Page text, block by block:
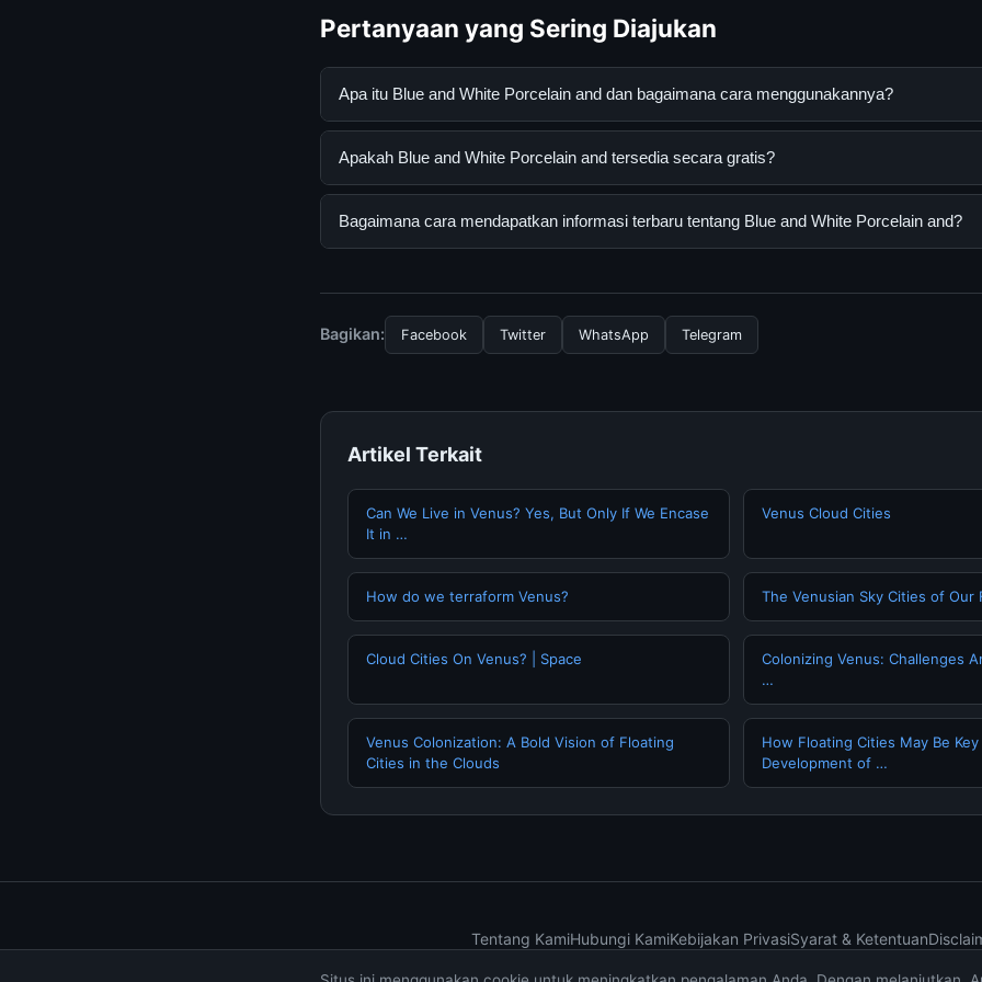
Pertanyaan yang Sering Diajukan
Apa itu Blue and White Porcelain and dan bagaimana cara menggunakannya?
Blue and White Porcelain and adalah layanan digital yang dirancang untuk membantu
resmi dan mengikuti panduan yang tersedia.
Apakah Blue and White Porcelain and tersedia secara gratis?
Ya, Blue and White Porcelain and dapat diakses secara gratis oleh semua pengguna.
Bagaimana cara mendapatkan informasi terbaru tentang Blue and White Porcelain and?
terpercaya.
Bagikan: Facebook Twitter WhatsApp Telegram
Artikel Terkait
Can We Live in Venus? Yes, But Only If We Encase
It in …
Venus Cloud Cities
How do we terraform Venus? The Venusian Sky Cities of Our
Cloud Cities On Venus? | Space
Colonizing Venus: Challenges
…
Venus Colonization: A Bold Vision of Floating
Cities in the Clouds
How Floating Cities May Be
Development of …
Tentang KamiHubungi KamiKebijakan PrivasiSyarat & Ketentuan